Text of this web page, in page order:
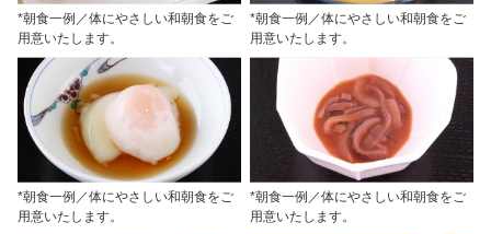
*朝食一例／体にやさしい和朝食をご
用意いたします。
*朝食一例／体にやさしい和朝食をご
用意いたします。
*朝食一例／体にやさしい和朝食をご
用意いたします。
*朝食一例／体にやさしい和朝食をご
用意いたします。